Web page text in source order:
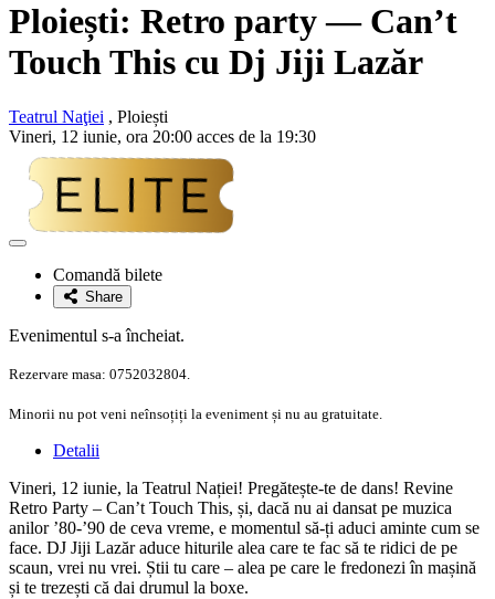
Ploiești: Retro party — Can’t
Touch This cu Dj Jiji Lazăr
Teatrul Naţiei , Ploiești
Vineri, 12 iunie, ora 20:00 acces de la 19:30
Adaugă
favoriteComandă bilete
Share
Evenimentul s-a încheiat.
Rezervare masa: 0752032804.
Minorii nu pot veni neînsoțiți la eveniment și nu au gratuitate.
Detalii
Vineri, 12 iunie, la Teatrul Nației! Pregătește-te de dans! Revine
Retro Party – Can’t Touch This, și, dacă nu ai dansat pe muzica
anilor ’80-’90 de ceva vreme, e momentul să-ți aduci aminte cum se
face. DJ Jiji Lazăr aduce hiturile alea care te fac să te ridici de pe
scaun, vrei nu vrei. Știi tu care – alea pe care le fredonezi în mașină
și te trezești că dai drumul la boxe.